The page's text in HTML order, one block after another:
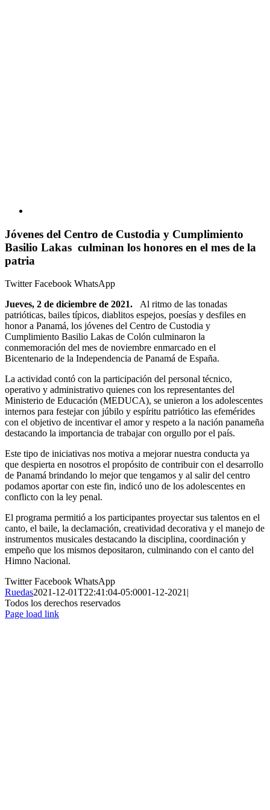
Jóvenes del Centro de Custodia y Cumplimiento
Basilio Lakas culminan los honores en el mes de la
patria
TwitterFacebook WhatsApp
Jueves, 2 de diciembre de 2021. Al ritmo de las tonadas
patrióticas, bailes típicos, diablitos espejos, poesías y desfiles en
honor a Panamá, los jóvenes del Centro de Custodia y
Cumplimiento Basilio Lakas de Colón culminaron la
conmemoración del mes de noviembre enmarcado en el
Bicentenario de la Independencia de Panamá de España.
La actividad contó con la participación del personal técnico,
operativo y administrativo quienes con los representantes del
Ministerio de Educación (MEDUCA), se unieron a los adolescentes
internos para festejar con júbilo y espíritu patriótico las efemérides
con el objetivo de incentivar el amor y respeto a la nación panameña
destacando la importancia de trabajar con orgullo por el país.
Este tipo de iniciativas nos motiva a mejorar nuestra conducta ya
que despierta en nosotros el propósito de contribuir con el desarrollo
de Panamá brindando lo mejor que tengamos y al salir del centro
podamos aportar con este fin, indicó uno de los adolescentes en
conflicto con la ley penal.
El programa permitió a los participantes proyectar sus talentos en el
canto, el baile, la declamación, creatividad decorativa y el manejo de
instrumentos musicales destacando la disciplina, coordinación y
empeño que los mismos depositaron, culminando con el canto del
Himno Nacional.
TwitterFacebook WhatsApp
Ruedas2021-12-01T22:41:04-05:0001-12-2021|
Todos los derechos reservados
Page load link